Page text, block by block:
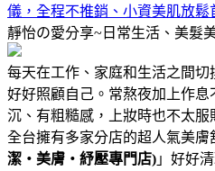
儀，全程不推銷、小資美肌放鬆
靜怡の愛分享~日常生活、美髮
每天在工作、家庭和生活之間
好好照顧自己。常熬夜加上作
沉、有粗糙感，上妝時也不太服
全台擁有多家分店的超人氣美膚
潔・美膚・紓壓專門店) 」好好